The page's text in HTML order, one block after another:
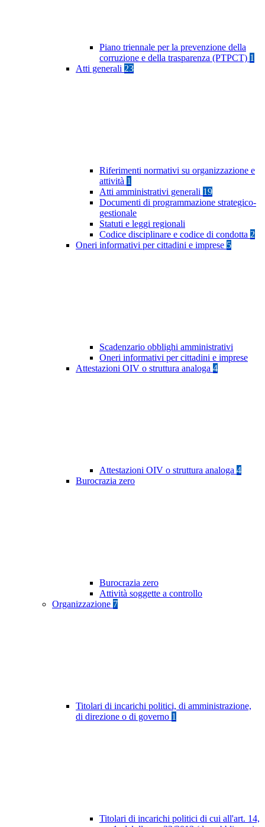
Piano triennale per la prevenzione della
corruzione e della trasparenza (PTPCT) 1
Atti generali 23
Riferimenti normativi su organizzazione e
attività 1
Atti amministrativi generali 19
Documenti di programmazione strategico-
gestionale
Statuti e leggi regionali
Codice disciplinare e codice di condotta 2
Oneri informativi per cittadini e imprese 5
Scadenzario obblighi amministrativi
Oneri informativi per cittadini e imprese
Attestazioni OIV o struttura analoga 4
Attestazioni OIV o struttura analoga 4
Burocrazia zero
Burocrazia zero
Attività soggette a controllo
Organizzazione 7
Titolari di incarichi politici, di amministrazione,
di direzione o di governo 1
Titolari di incarichi politici di cui all'art. 14,